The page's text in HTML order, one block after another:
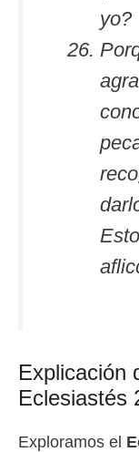
yo?
Explicación
Eclesiastés
Exploramos el